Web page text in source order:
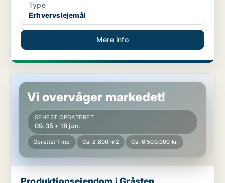
Type
Erhvervslejemål
Mere info
Produktionsejendom i Gråsten
Vi overvåger markedet!
SENEST OPDATERET
09.35 • 18 jun.
Oprettet 1 mo Ca. 2.800 m2 Ca. 6.500.000 kr.